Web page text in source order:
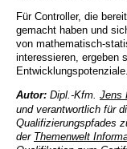
Für Controller, die
gemacht haben und
von mathematisch-
interessieren, ergeben
Entwicklungspotenziale.
Autor: Dipl.-Kfm. Jens
und verantwortlich für
Qualifizierungspfades
der Themenwelt